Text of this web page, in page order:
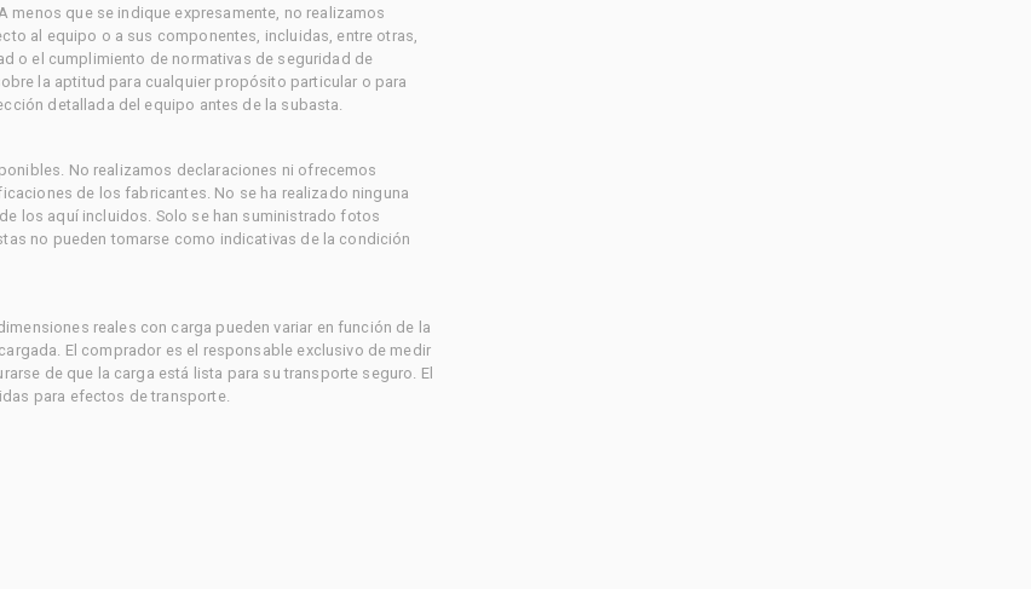
que se indique expresamente, no realizamos
al equipo o a sus componentes, incluidas, entre otras,
o el cumplimiento de normativas de seguridad de
la aptitud para cualquier propósito particular o para
detallada del equipo antes de la subasta.
No realizamos declaraciones ni ofrecemos
de los fabricantes. No se ha realizado ninguna
los aquí incluidos. Solo se han suministrado fotos
no pueden tomarse como indicativas de la condición
reales con carga pueden variar en función de la
El comprador es el responsable exclusivo de medir
de que la carga está lista para su transporte seguro. El
para efectos de transporte.